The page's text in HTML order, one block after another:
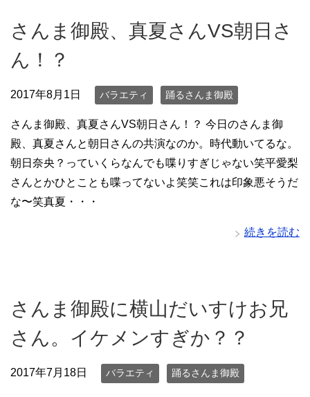
さんま御殿、真夏さんVS朝日さ
ん！？
2017年8月1日 バラエティ 踊るさんま御殿
さんま御殿、真夏さんVS朝日さん！？ 今日のさんま御
殿、真夏さんと朝日さんの共演なのか。時代動いてるな。
朝日奈央？っていくらなんでも喋りすぎじゃない笑平愛梨
さんとかひとことも喋ってないよ笑笑これは印象悪そうだ
な〜笑真夏・・・
続きを読む
さんま御殿に横山だいすけお兄
さん。イケメンすぎか？？
2017年7月18日 バラエティ 踊るさんま御殿